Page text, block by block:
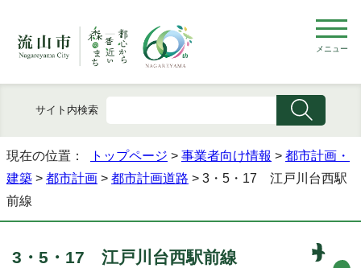
メニュー
サイト内検索
現在の位置： トップページ > 事業者向け情報 > 都市計画・
建築 > 都市計画 > 都市計画道路 > 3・5・17 江戸川台西駅
前線
3・5・17 江戸川台西駅前線